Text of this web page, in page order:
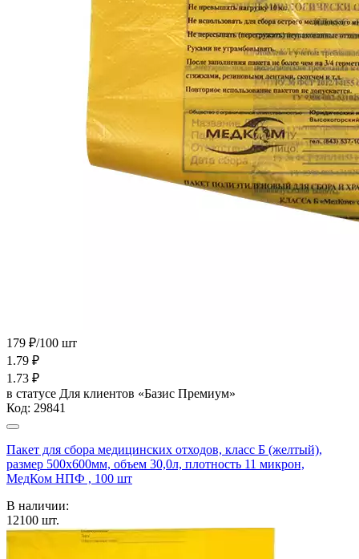
179 ₽/100 шт
1.79 ₽
1.73 ₽
в статусе Для клиентов «Базис Премиум»
Код: 29841
Пакет для сбора медицинских отходов, класс Б (желтый),
размер 500х600мм, объем 30,0л, плотность 11 микрон,
МедКом НПФ , 100 шт
В наличии:
12100 шт.